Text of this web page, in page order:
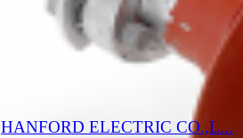
HANFORD ELECTRIC CO.,L...